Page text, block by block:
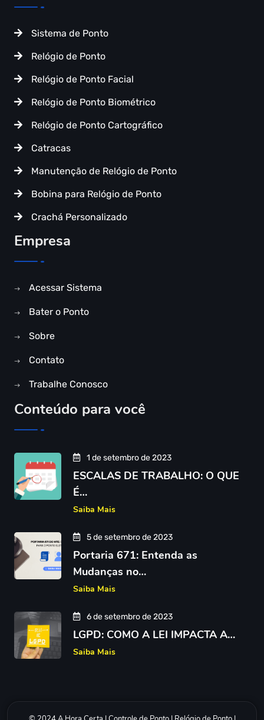
Sistema de Ponto
Relógio de Ponto
Relógio de Ponto Facial
Relógio de Ponto Biométrico
Relógio de Ponto Cartográfico
Catracas
Manutenção de Relógio de Ponto
Bobina para Relógio de Ponto
Crachá Personalizado
Empresa
Acessar Sistema
Bater o Ponto
Sobre
Contato
Trabalhe Conosco
Conteúdo para você
1 de setembro de 2023
ESCALAS DE TRABALHO: O QUE
É…
Saiba Mais
5 de setembro de 2023
Portaria 671: Entenda as
Mudanças no…
Saiba Mais
6 de setembro de 2023
LGPD: COMO A LEI IMPACTA A…
Saiba Mais